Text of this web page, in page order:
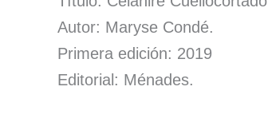
Autor: Maryse Condé.
Primera edición: 2019
Editorial: Ménades.